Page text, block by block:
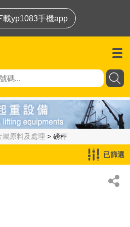
載yp1083手機app
屬原料及處理 > 磅秤
已篩選